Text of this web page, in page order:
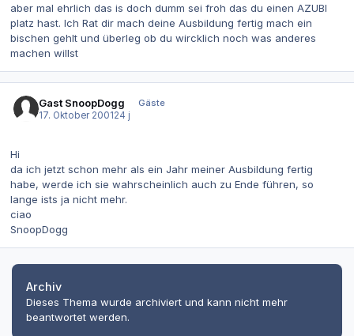
aber mal ehrlich das is doch dumm sei froh das du einen AZUBI
platz hast. Ich Rat dir mach deine Ausbildung fertig mach ein
bischen gehlt und überleg ob du wircklich noch was anderes
machen willst
Gast SnoopDogg
Gäste
17. Oktober 200124 j
Hi
da ich jetzt schon mehr als ein Jahr meiner Ausbildung fertig
habe, werde ich sie wahrscheinlich auch zu Ende führen, so
lange ists ja nicht mehr.
ciao
SnoopDogg
Archiv
Dieses Thema wurde archiviert und kann nicht mehr
beantwortet werden.